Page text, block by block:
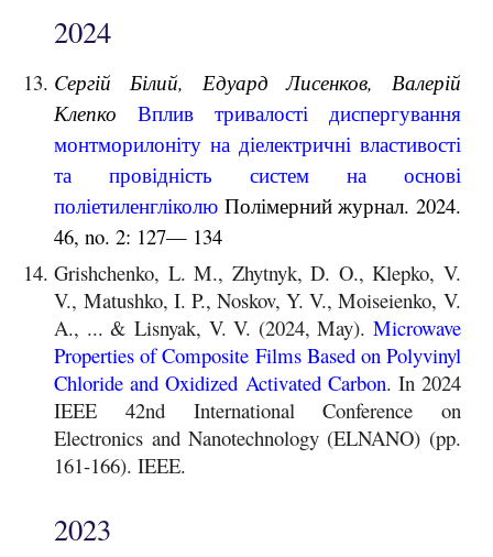
2024
Cергій
Білий, Едуард Лисенков, Валерій
Клепко
Вплив тривалості диспергування
монтморилоніту на діелектричні властивості
та провідність систем на основі
поліетиленгліколю Полімерний журнал. 2024.
46, no. 2: 127— 134
Grishchenko, L. M., Zhytnyk, D. O., Klepko, V.
V., Matushko, I. P., Noskov, Y. V., Moiseienko, V.
A., ... & Lisnyak, V. V. (2024, May). Microwave
Properties of Composite Films Based on Polyvinyl
Chloride and Oxidized Activated Carbon. In 2024
IEEE 42nd International Conference on
Electronics and Nanotechnology (ELNANO) (pp.
161-166). IEEE.
2023